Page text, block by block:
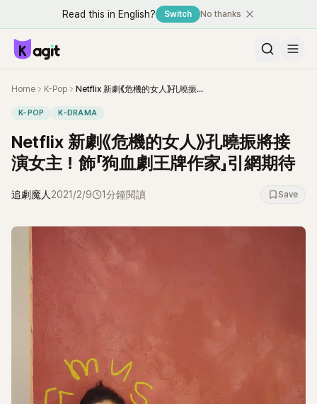
Read this in English? Switch No thanks
Home K-Pop Netflix 新劇《危機的女人》孔曉振將接演女主！飾「狗血劇王牌作家」引網期待
K-POP K-DRAMA
Netflix 新劇《危機的女人》孔曉振將接
演女主！飾「狗血劇王牌作家」引網期待
追劇魔人 2021/2/9 1分鐘閱讀 Save